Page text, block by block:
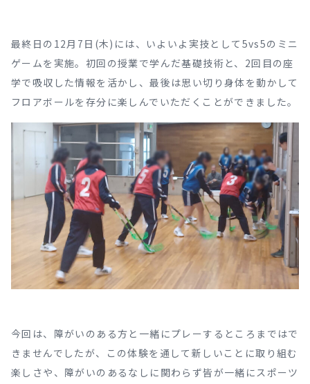
最終日の12月7日(木)には、いよいよ実技として5vs5のミニ
ゲームを実施。初回の授業で学んだ基礎技術と、2回目の座
学で吸収した情報を活かし、最後は思い切り身体を動かして
フロアボールを存分に楽しんでいただくことができました。
今回は、障がいのある方と一緒にプレーするところまではで
きませんでしたが、この体験を通して新しいことに取り組む
楽しさや、障がいのあるなしに関わらず皆が一緒にスポーツ